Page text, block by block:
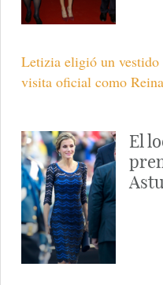
Letizia eligió un
visita oficial como
El